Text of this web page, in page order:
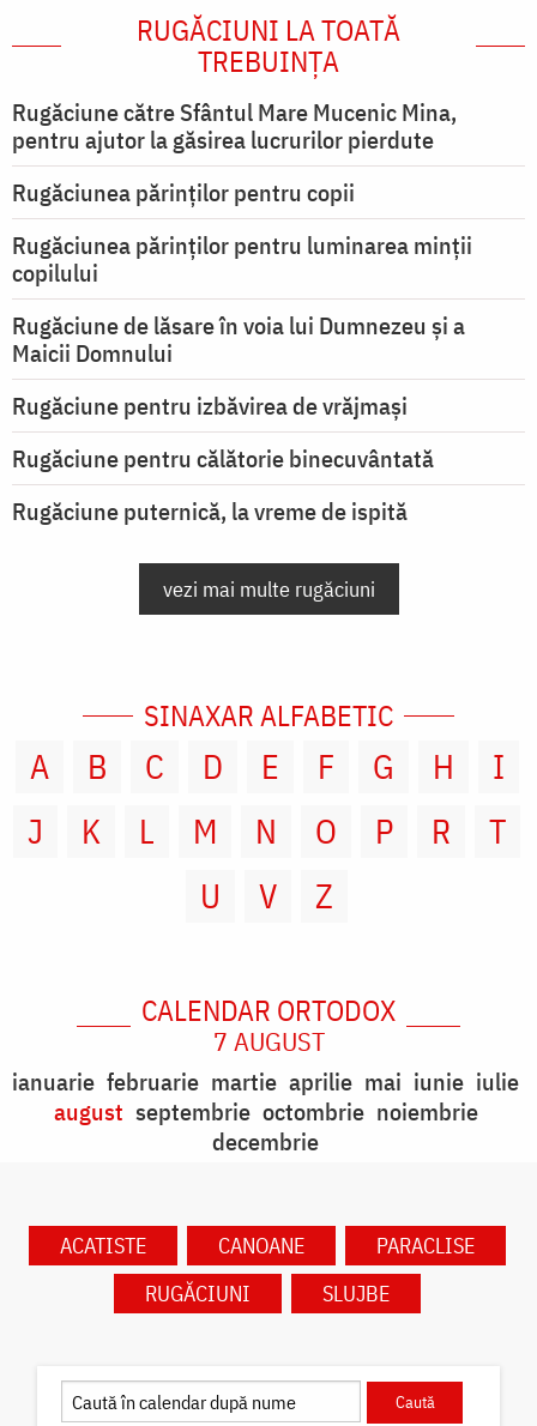
RUGĂCIUNI LA TOATĂ
TREBUINȚA
Rugăciune către Sfântul Mare Mucenic Mina,
pentru ajutor la găsirea lucrurilor pierdute
Rugăciunea părinților pentru copii
Rugăciunea părinților pentru luminarea minţii
copilului
Rugăciune de lăsare în voia lui Dumnezeu şi a
Maicii Domnului
Rugăciune pentru izbăvirea de vrăjmași
Rugăciune pentru călătorie binecuvântată
Rugăciune puternică, la vreme de ispită
vezi mai multe rugăciuni
SINAXAR ALFABETIC
A B C D E F G H
I
J
K L M N O P R
T
U
V Z
CALENDAR ORTODOX
7 AUGUST
ianuarie februarie martie aprilie mai iunie iulie
august septembrie octombrie noiembrie
decembrie
ACATISTE CANOANE
PARACLISE
RUGĂCIUNI
SLUJBE